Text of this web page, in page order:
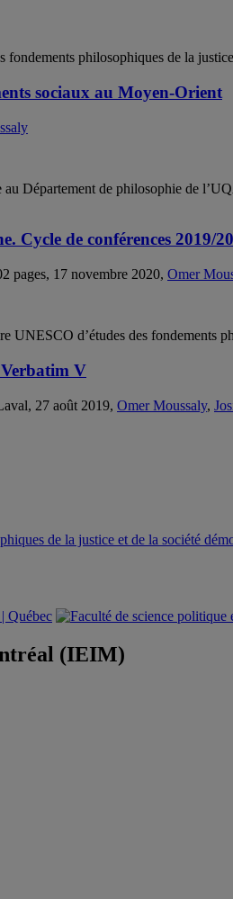
philosophiques de la
sociaux au Moyen-Orient
Département de philosophie de
Cycle de conférences 2019/
pages, 17 novembre 2020, Omer
d’études des fondements
V
27 août 2019, Omer Moussaly,
de la justice et de la société
(IEIM)